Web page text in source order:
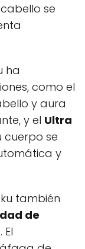
se
ha
como el
y aura
y el Ultra
cuerpo se
y
también
de
. El